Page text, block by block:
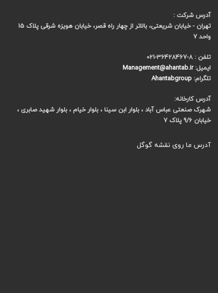
آدرس شرکت :
تهران - خیابان شریعتی، بالاتر از چهار راه قصر، خیابان هویزه شرقی پلاک 15
واحد 7
تلفن : 8-36428467-021
ایمیل:Management@ahantab.ir
تلگرام: Ahantabgroup
آدرس کارخانه:
شهرک صنعتی عباس آباد ، بلوار ابن سینا ، بلوار خیام ، بلوار شهید صابری ،
خیابان 9/6 پلاک 7
آدرس ما روی نقشه گوگل